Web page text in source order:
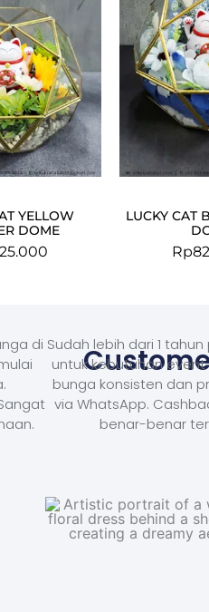
YELLOW
DOME
LUCKY CAT
Rp
di Sudah lebih dari 1
untuk kebutuhan event
bunga konsisten dan
via WhatsApp.
benar-benar